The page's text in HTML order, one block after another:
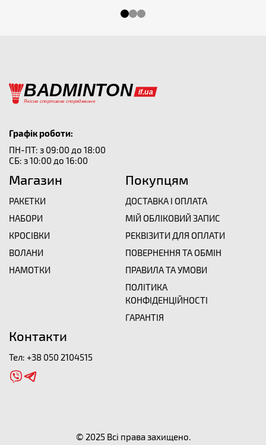
Графік роботи:
ПН-ПТ: з 09:00 до 18:00
СБ: з 10:00 до 16:00
Магазин
РАКЕТКИ
НАБОРИ
КРОСІВКИ
ВОЛАНИ
НАМОТКИ
Покупцям
ДОСТАВКА І ОПЛАТА
МІЙ ОБЛІКОВИЙ ЗАПИС
РЕКВІЗИТИ ДЛЯ ОПЛАТИ
ПОВЕРНЕННЯ ТА ОБМІН
ПРАВИЛА ТА УМОВИ
ПОЛІТИКА
КОНФІДЕНЦІЙНОСТІ
ГАРАНТІЯ
Контакти
Тел: +38 050 2104515
© 2025 Всі права захищено.